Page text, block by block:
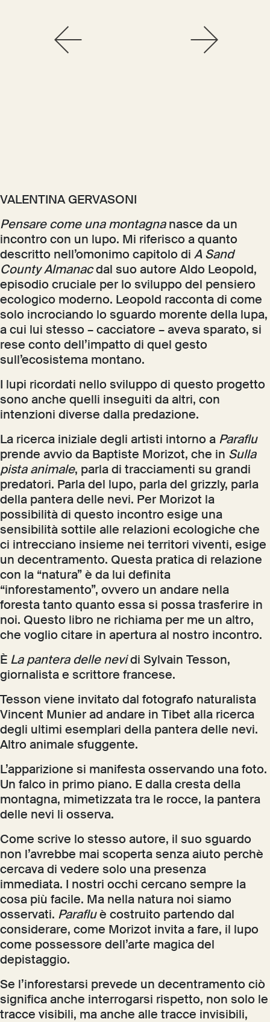
VALENTINA GERVASONI
Pensare come una montagnanasce da un
incontro con un lupo. Mi riferisco a quanto
descritto nell’omonimo capitolo di A Sand
County Almanacdal suo autore Aldo Leopold,
episodio cruciale per lo sviluppo del pensiero
ecologico moderno. Leopold racconta di come
solo incrociando lo sguardo morente della lupa,
a cui lui stesso – cacciatore – aveva sparato, si
rese conto dell’impatto di quel gesto
sull’ecosistema montano.
I lupi ricordati nello sviluppo di questo progetto
sono anche quelli inseguiti da altri, con
intenzioni diverse dalla predazione.
La ricerca iniziale degli artisti intorno a Paraflu
prende avvio da Baptiste Morizot, che in Sulla
pista animale, parla di tracciamenti su grandi
predatori. Parla del lupo, parla del grizzly, parla
della pantera delle nevi. Per Morizot la
possibilità di questo incontro esige una
sensibilità sottile alle relazioni ecologiche che
ci intrecciano insieme nei territori viventi, esige
un decentramento. Questa pratica di relazione
con la “natura” è da lui definita
“inforestamento”, ovvero un andare nella
foresta tanto quanto essa si possa trasferire in
noi. Questo libro ne richiama per me un altro,
che voglio citare in apertura al nostro incontro.
È La pantera delle nevidi Sylvain Tesson,
giornalista e scrittore francese.
Tesson viene invitato dal fotografo naturalista
Vincent Munier ad andare in Tibet alla ricerca
degli ultimi esemplari della pantera delle nevi.
Altro animale sfuggente.
L’apparizione si manifesta osservando una foto.
Un falco in primo piano. E dalla cresta della
montagna, mimetizzata tra le rocce, la pantera
delle nevi li osserva.
Come scrive lo stesso autore, il suo sguardo
non l’avrebbe mai scoperta senza aiuto perchè
cercava di vedere solo una presenza
immediata. I nostri occhi cercano sempre la
cosa più facile. Ma nella natura noi siamo
osservati. Parafluè costruito partendo dal
considerare, come Morizot invita a fare, il lupo
come possessore dell’arte magica del
depistaggio.
Se l’inforestarsi prevede un decentramento ciò
significa anche interrogarsi rispetto, non solo le
tracce visibili, ma anche alle tracce invisibili,